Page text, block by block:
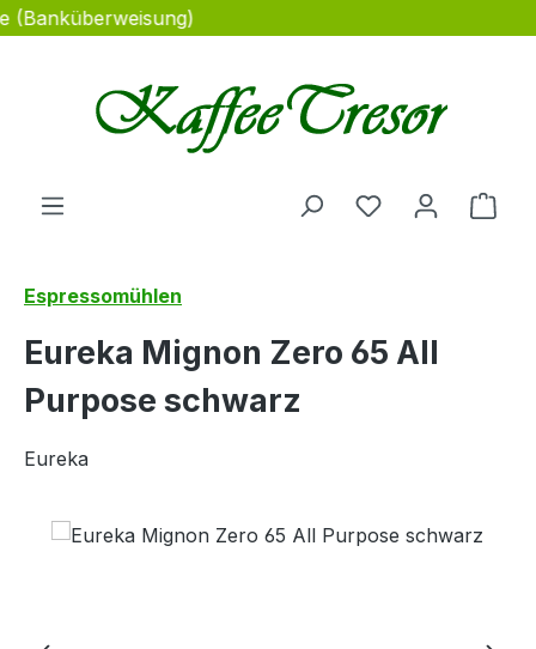
Zum Hauptinhalt springen
(Banküberweisung)
Du hast 0
Espressomühlen
Eureka Mignon Zero 65 All
Purpose schwarz
Eureka
Bildergalerie überspringen